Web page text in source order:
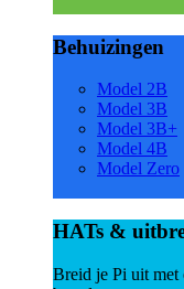
Behuizingen
Model 2B
Model 3B
Model 3B+
Model 4B
Model Zero
HATs &
Breid je Pi uit met